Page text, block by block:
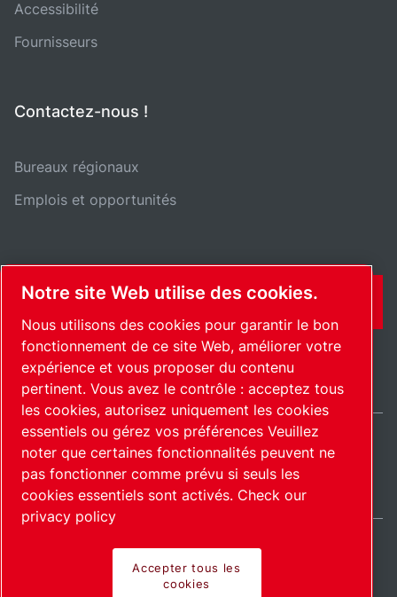
Accessibilité
Fournisseurs
Contactez-nous !
Bureaux régionaux
Emplois et opportunités
CONTACT
Plan du siteGérer les cookies© 2026 Copyright.
France / FR
Notre site Web utilise des cookies.
Nous utilisons des cookies pour garantir le bon
fonctionnement de ce site Web, améliorer votre
expérience et vous proposer du contenu
pertinent. Vous avez le contrôle : acceptez tous
les cookies, autorisez uniquement les cookies
essentiels ou gérez vos préférences Veuillez
noter que certaines fonctionnalités peuvent ne
pas fonctionner comme prévu si seuls les
cookies essentiels sont activés. Check our
privacy policy
Accepter tous les
cookies